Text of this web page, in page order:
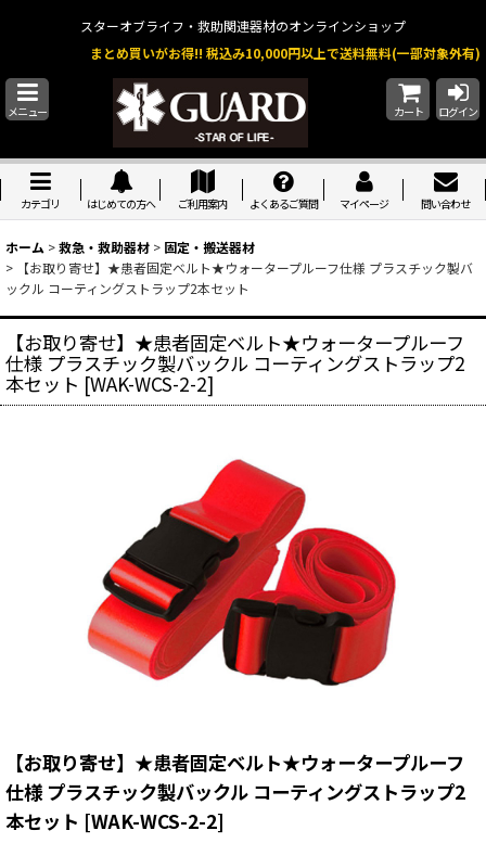
スターオブライフ・救助関連器材のオンラインショップ
まとめ買いがお得!! 税込み10,000円以上で送料無料(一部対象外有)
メニュー カート ログイン
カテゴリ はじめての方へ ご利用案内 よくあるご質問 マイページ 問い合わせ
ホーム >救急・救助器材 > 固定・搬送器材
>
【お取り寄せ】★患者固定ベルト★ウォータープルーフ仕様 プラスチック製バ
ックル コーティングストラップ2本セット
【お取り寄せ】★患者固定ベルト★ウォータープルーフ
仕様 プラスチック製バックル コーティングストラップ2
本セット [WAK-WCS-2-2]
【お取り寄せ】★患者固定ベルト★ウォータープルーフ
仕様 プラスチック製バックル コーティングストラップ2
本セット [WAK-WCS-2-2]